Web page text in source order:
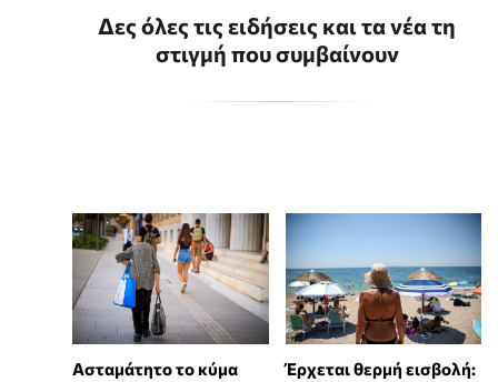
Δες όλες τις ειδήσεις και τα νέα τη
στιγμή που συμβαίνουν
Ασταμάτητο το κύμα
Έρχεται θερμή εισβολή: